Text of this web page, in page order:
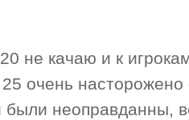
не качаю и к
очень
были неоправданны,